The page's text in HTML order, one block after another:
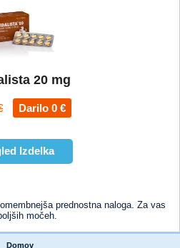
20 mg
Darilo 0 €
Izdelka
prednostna naloga. Za vas
močeh.
Domov